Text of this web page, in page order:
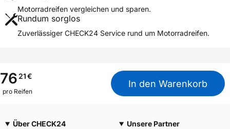
Weitere Eigenschaften
Schlauchtyp
Motorrad Kennzeichnung
M/C
3PMSF / Alpine-Symbol
Nein
YOKOHAMA TWS
Motorradreifen vergleichen und sparen.
Rundum sorglos
Zuverlässiger CHECK24 Service rund um Motorradreifen.
76 21€
pro Reifen
In den Warenkorb
Über CHECK24
Unsere Partner